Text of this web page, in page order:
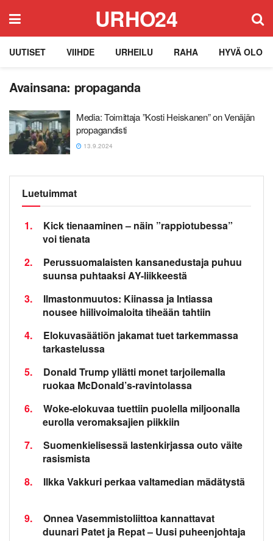
URHO24
UUTISET VIIHDE URHEILU RAHA HYVÄ OLO
Avainsana: propaganda
Media: Toimittaja ”Kosti Heiskanen” on Venäjän
propagandisti
13.9.2024
Luetuimmat
1.
Kick tienaaminen – näin ”rappiotubessa”
voi tienata
2.
Perussuomalaisten kansanedustaja puhuu
suunsa puhtaaksi AY-liikkeestä
3.
Ilmastonmuutos: Kiinassa ja Intiassa
nousee hiilivoimaloita tiheään tahtiin
4.
Elokuvasäätiön jakamat tuet tarkemmassa
tarkastelussa
5.
Donald Trump yllätti monet tarjoilemalla
ruokaa McDonald’s-ravintolassa
6.
Woke-elokuvaa tuettiin puolella miljoonalla
eurolla veromaksajien piikkiin
7.
Suomenkielisessä lastenkirjassa outo väite
rasismista
8.
Ilkka Vakkuri perkaa valtamedian mädätystä
9.
Onnea Vasemmistoliittoa kannattavat
duunari Patet ja Repat – Uusi puheenjohtaja